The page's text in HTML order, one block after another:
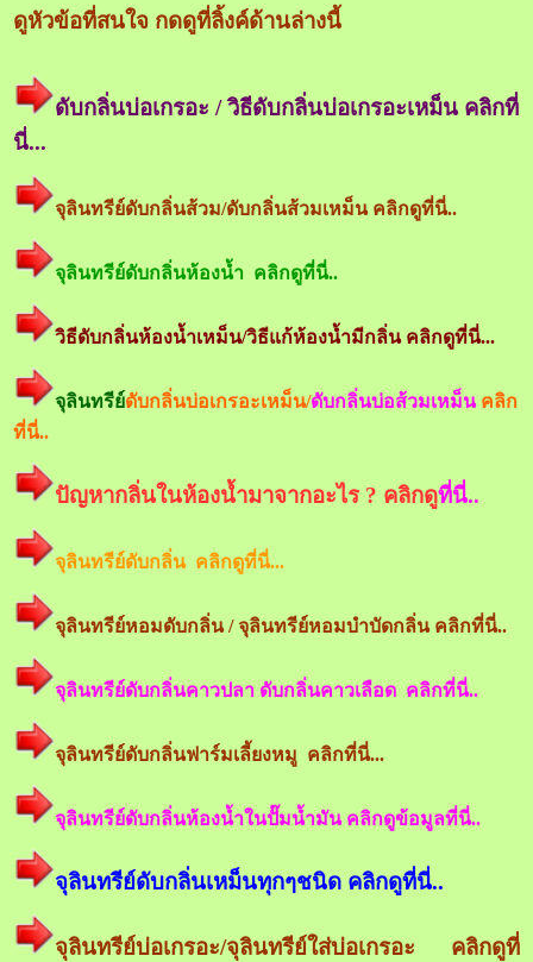
ดูหัวข้อที่สนใจ กดดูที่ลิ้งค์ด้านล่างนี้
ดับกลิ่นบ่อเกรอะ / วิธีดับกลิ่นบ่อเกรอะเหม็น คลิกที่
นี่...
จุลินทรีย์ดับกลิ่นส้วม/ดับกลิ่นส้วมเหม็น คลิกดูที่นี่..
จุลินทรีย์ดับกลิ่นห้องน้ำ คลิกดูที่นี่..
วิธีดับกลิ่นห้องน้ำเหม็น/วิธีแก้ห้องน้ำมีกลิ่น คลิกดูที่นี่...
จุลินทรีย์ดับกลิ่นบ่อเกรอะเหม็น/ดับกลิ่นบ่อส้วมเหม็นคลิก
ที่นี่..
ปัญหากลิ่นในห้องน้ำมาจากอะไร ? คลิกดูที่นี่..
จุลินทรีย์ดับกลิ่น คลิกดูที่นี่...
จุลินทรีย์หอมดับกลิ่น / จุลินทรีย์หอมบำบัดกลิ่น คลิกที่นี่..
จุลินทรีย์ดับกลิ่นคาวปลา ดับกลิ่นคาวเลือด คลิกที่นี่..
จุลินทรีย์ดับกลิ่นฟาร์มเลี้ยงหมู คลิกที่นี่...
จุลินทรีย์ดับกลิ่นห้องน้ำในปั๊มน้ำมัน คลิกดูข้อมูลที่นี่..
จุลินทรีย์ดับกลิ่นเหม็นทุกๆชนิด คลิกดูที่นี่..
จุลินทรีย์บ่อเกรอะ/จุลินทรีย์ใส่บ่อเกรอะ คลิกดูที่